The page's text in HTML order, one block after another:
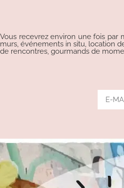
Vous recevrez environ une fois par
murs, événements in situ, location
de rencontres, gourmands de